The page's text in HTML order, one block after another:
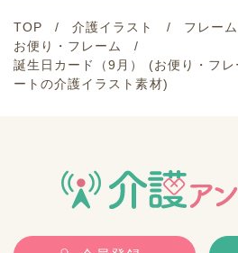
TOP 介護イラスト
フレー
お便り・フレーム
誕生日カード（9月） (お便り・フ
ートの介護イラスト素材)